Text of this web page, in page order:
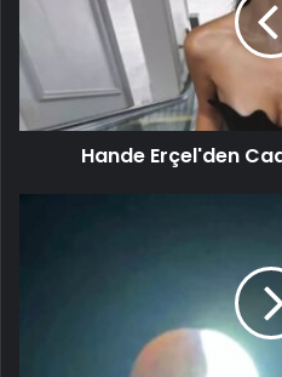
Hande Erçel'den